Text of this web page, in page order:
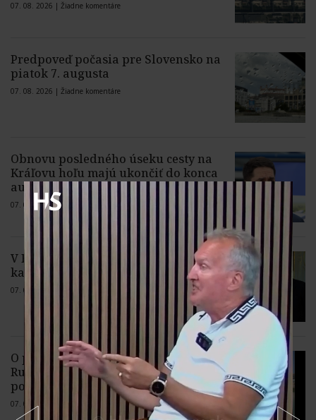
07. 08. 2026 | Žiadne komentáre
Predpoveď počasia pre Slovensko na
piatok 7. augusta
07. 08. 2026 | Žiadne komentáre
Obnovu posledného úseku cesty na
Kráľovu hoľu majú ukončiť do konca
augusta
07. 08. 2026 |Žiadne komentáre
V Ríme si pripomenú 4. výročie úmrtia
kardinála Jozefa Tomka
07. 08. 2026 |
O post starostu bratislavského
Ružinova chce zabojovať i miestny
poslanec Peter Strapák
07. 08. 2026 |